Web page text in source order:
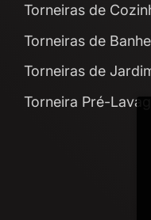
Torneiras de
Torneiras de
Torneiras de
Torneira Pré-